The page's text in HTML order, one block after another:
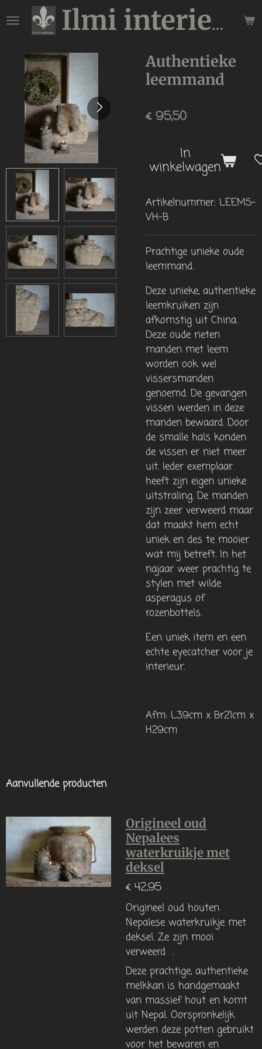
direct
hoofdinhoud
Ilmi interieur
Authentieke
leemmand
€ 95,50
In
winkelwagen
Artikelnummer: LEEMS-
VH-B
Prachtige unieke oude
leemmand.
Deze unieke, authentieke
leemkruiken zijn
afkomstig uit China.
Deze oude rieten
manden met leem
worden ook wel
vissersmanden
genoemd. De gevangen
vissen werden in deze
manden bewaard. Door
de smalle hals konden
de vissen er niet meer
uit. Ieder exemplaar
heeft zijn eigen unieke
uitstraling. De manden
zijn zeer verweerd maar
dat maakt hem echt
uniek en des te mooier
wat mij betreft. In het
najaar weer prachtig te
stylen met wilde
asperagus of
rozenbottels.
Een uniek item en een
echte eyecatcher voor je
interieur.
Afm: L39cm x Br21cm x
H29cm
Aanvullende producten
Origineel oud
Nepalees
waterkruikje met
deksel
€ 42,95
Origineel oud houten
Nepalese waterkruikje met
deksel. Ze zijn mooi
verweerd .
Deze prachtige, authentieke
melkkan is handgemaakt
van massief hout en komt
uit Nepal. Oorspronkelijk
werden deze potten gebruikt
voor het bewaren en